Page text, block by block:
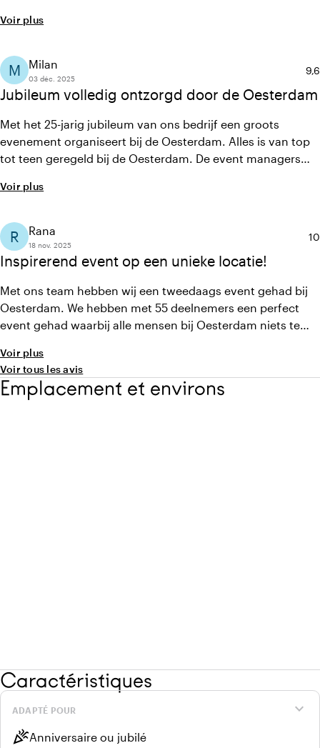
Voir plus
Jubileum volledig ontzorgd door de Oesterdam
M Milan
03 déc. 2025
9,6
Met het 25-jarig jubileum van ons bedrijf een groots
evenement organiseert bij de Oesterdam. Alles is van top
tot teen geregeld bij de Oesterdam. De event managers
eind in de watten gelegd. De evenementen zaal is
niveau en het chef choice menu is fantastisch gevallen bij
onze collega's. Zeker een aanrader.
Voir plus
Inspirerend event op een unieke locatie!
R Rana
18 nov. 2025
10
Met ons team hebben wij een tweedaags event gehad bij
Oesterdam. We hebben met 55 deelnemers een perfect
event gehad waarbij alle mensen bij Oesterdam niets te
Oesterdam bedankt.
Voir plus
Voir tous les avis
Emplacement et environs
Caractéristiques
expand_more
ADAPTÉ POUR
celebrationAnniversaire ou jubilé